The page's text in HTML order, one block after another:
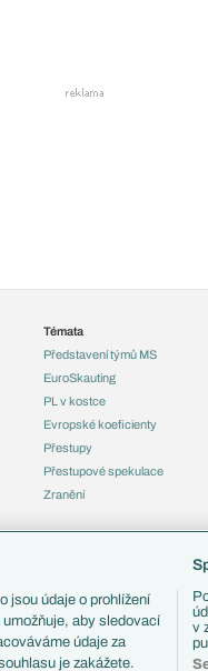
Témata
Představení týmů MS
EuroSkauting
PL v kostce
Evropské koeficienty
Přestupy
Přestupové spekulace
Zranění
jsou údaje o prohlížení
aby sledovací
údaje za
je zakážete.
v